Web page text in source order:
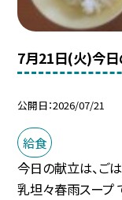
7月21日(火)今
公開日 2026/07/21
給食
今日の献立は、ご
乳坦々春雨スープ